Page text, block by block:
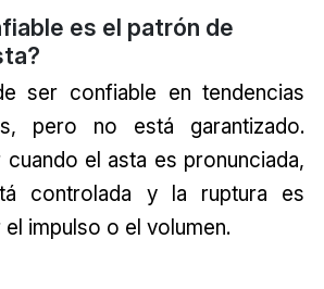
es el patrón de
ser confiable en tendencias
pero no está garantizado.
cuando el asta es pronunciada,
controlada y la ruptura es
impulso o el volumen.